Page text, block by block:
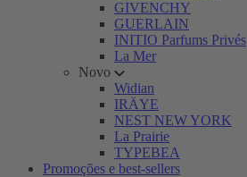
GIVENCHY
GUERLAIN
INITIO Parfums Privés
La Mer
Novo
Widian
IRÄYE
NEST NEW YORK
La Prairie
TYPEBEA
Promoções e best-sellers